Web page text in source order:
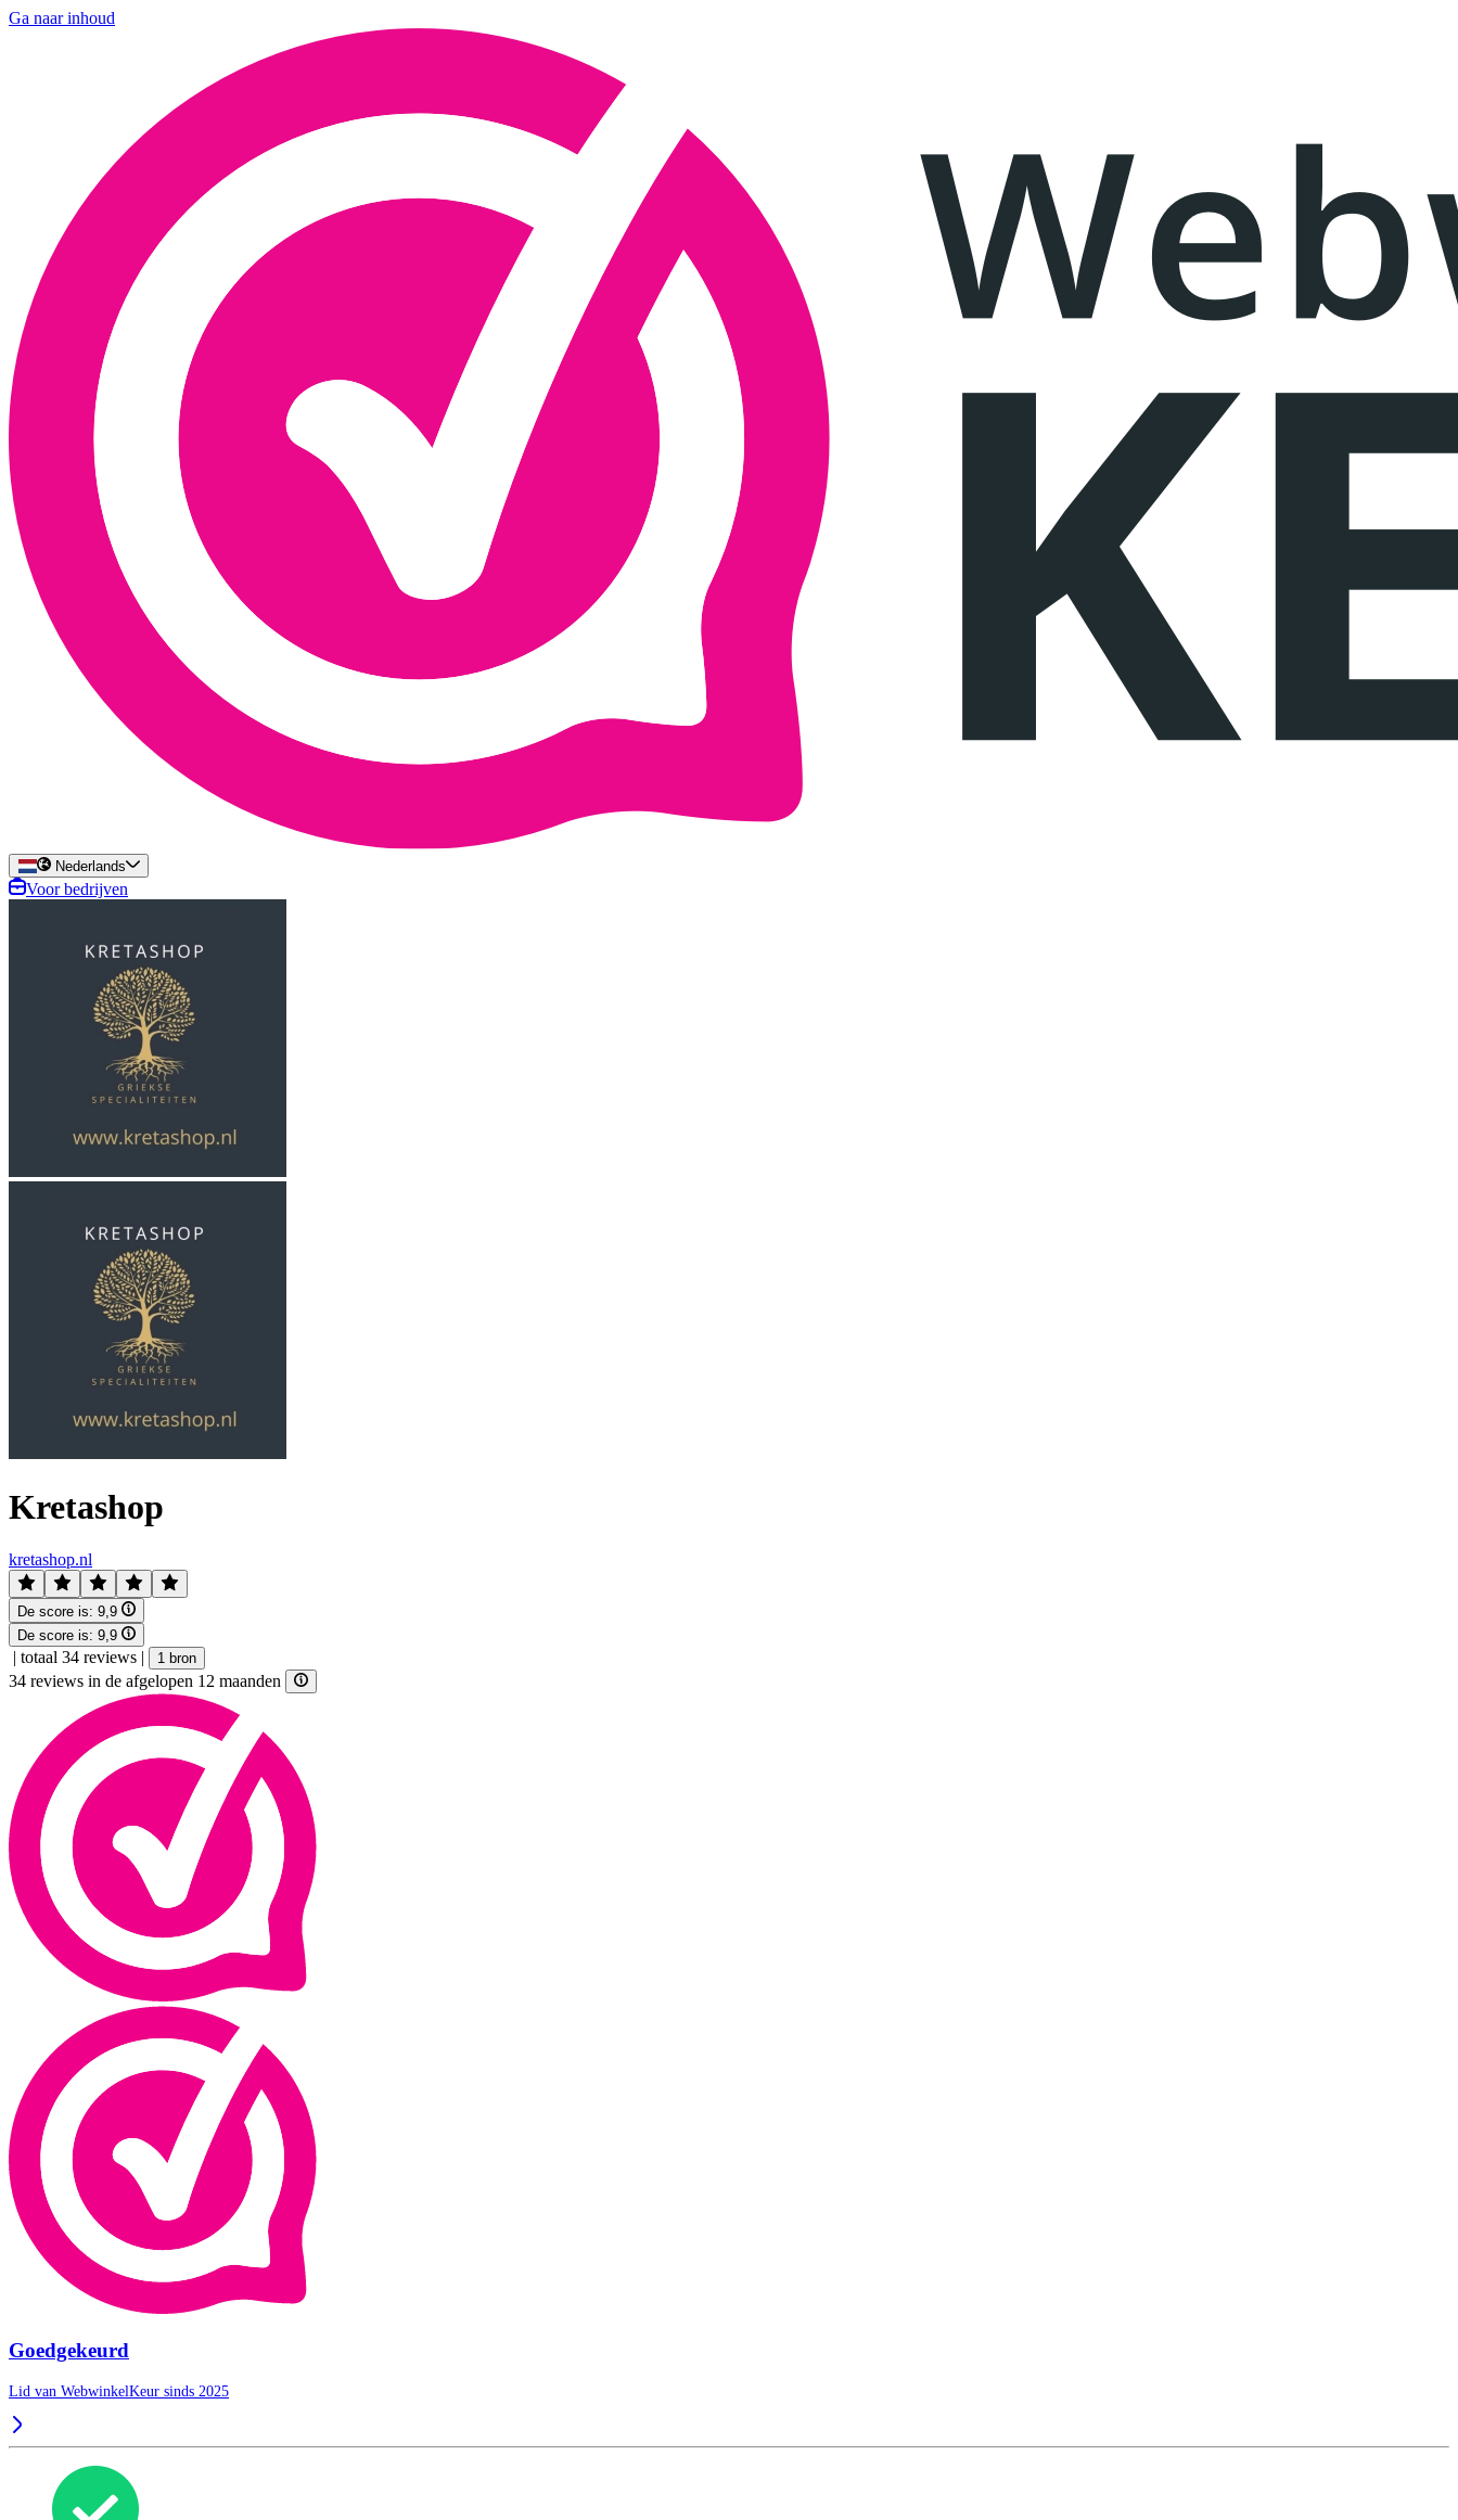
Ga naar inhoud
Nederlands
Voor bedrijven
Kretashop
kretashop.nl
De score is: 9,9
De score is: 9,9
| totaal 34 reviews | 1 bron
34 reviews in de afgelopen 12 maanden
Goedgekeurd
Lid van WebwinkelKeur sinds 2025